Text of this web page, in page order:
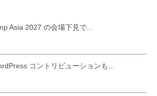
Asia 2027 の会場下見で...
コントリビューションも...